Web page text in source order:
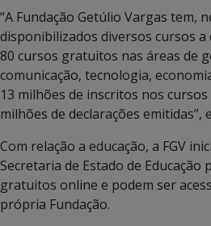
“A Fundação Getúlio Vargas tem,
disponibilizados diversos cursos a
80 cursos gratuitos nas áreas de
comunicação, tecnologia,
13 milhões de inscritos nos
milhões de declarações emitidas”,
Com relação a educação, a FGV
Secretaria de Estado de
gratuitos online e podem ser
própria Fundação.